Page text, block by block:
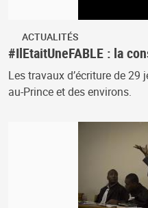
ACTUALITÉS
#IlEtaitUneFABLE : la
Les travaux d’écriture de 29
au-Prince et des environs.